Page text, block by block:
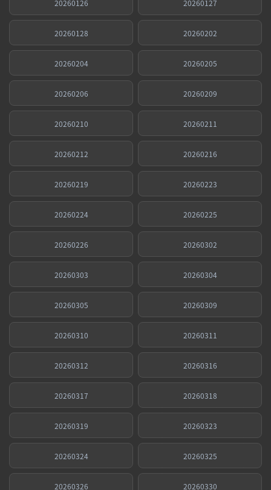
20260126 20260127
20260128 20260202
20260204 20260205
20260206 20260209
20260210 20260211
20260212 20260216
20260219 20260223
20260224 20260225
20260226 20260302
20260303 20260304
20260305 20260309
20260310 20260311
20260312 20260316
20260317 20260318
20260319 20260323
20260324 20260325
20260326 20260330